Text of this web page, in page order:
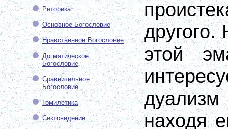
Риторика
Основное Богословие
Нравственное Богословие
Догматическое
Богословие
Сравнительное
Богословие
Гомилетика
Сектоведение
другого.
этой
находя